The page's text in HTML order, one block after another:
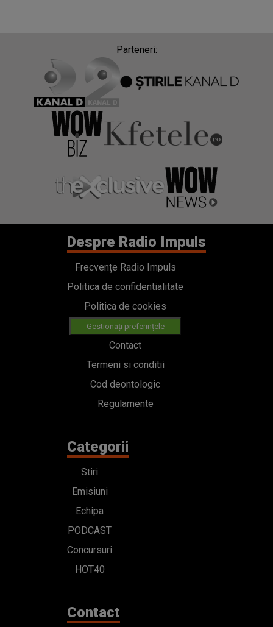
Parteneri:
Despre Radio Impuls
Frecvențe Radio Impuls
Politica de confidentialitate
Politica de cookies
Gestionați preferințele
Contact
Termeni si conditii
Cod deontologic
Regulamente
Categorii
Stiri
Emisiuni
Echipa
PODCAST
Concursuri
HOT40
Contact